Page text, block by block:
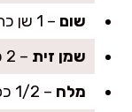
שום – 1 שן כתושה (אפשר פחות למי שאוהב עדין)
שמן זית – 2 כפות
מלח – 1/2 כפית (או לפי הטעם)